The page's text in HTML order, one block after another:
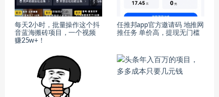
每天2小时，批量操作这个抖
音蓝海搬砖项目，一个视频
赚25w+！
任推邦app官方邀请码 地推网
推任务 单价高，提现无门槛